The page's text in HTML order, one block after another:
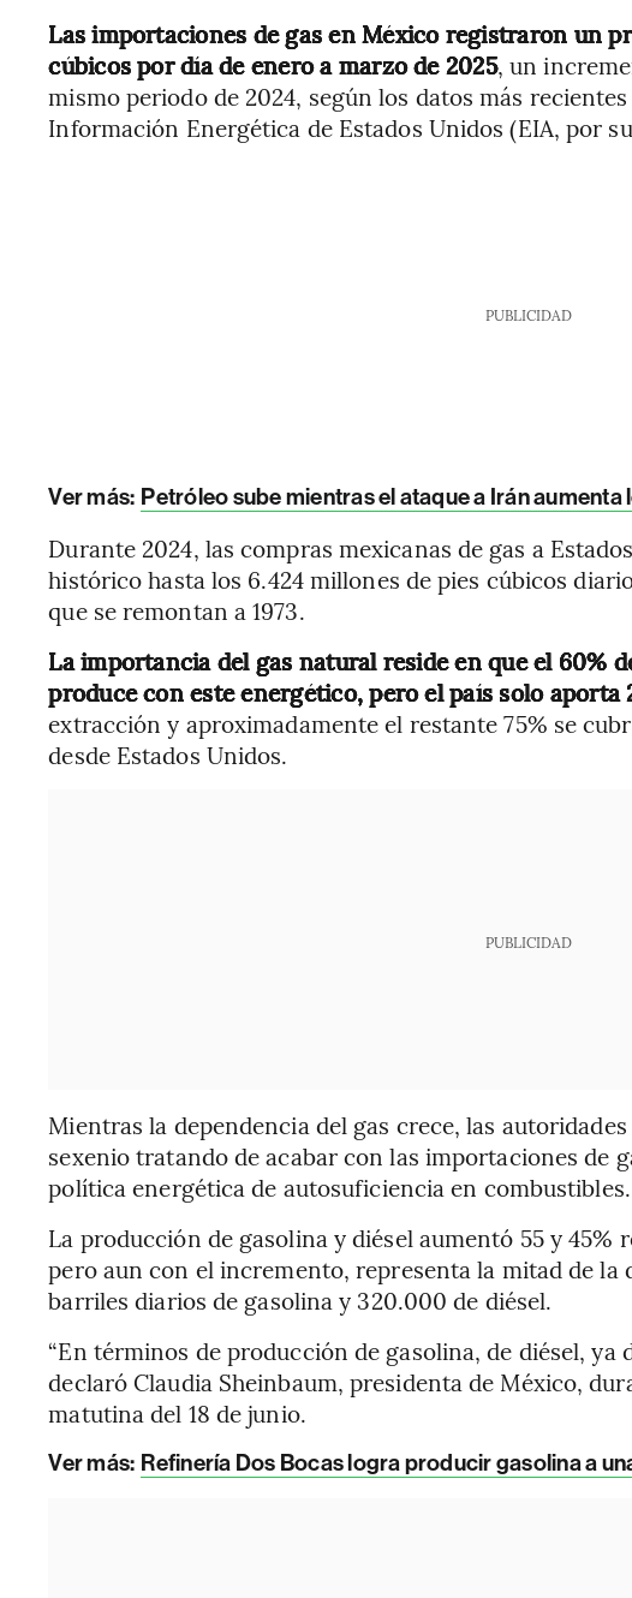
Las importaciones de gas en México registraron un
cúbicos por día de enero a marzo de 2025, un
mismo periodo de 2024, según los datos más
Información Energética de Estados Unidos (EIA, por
PUBLICIDAD
Ver más: Petróleo sube mientras el ataque a Irán
Durante 2024, las compras mexicanas de gas a
histórico hasta los 6.424 millones de pies cúbicos
que se remontan a 1973.
La importancia del gas natural reside en que el 60%
produce con este energético, pero el país solo aporta
extracción y aproximadamente el restante 75% se
desde Estados Unidos.
PUBLICIDAD
Mientras la dependencia del gas crece, las
sexenio tratando de acabar con las importaciones de
política energética de autosuficiencia en combustibles.
La producción de gasolina y diésel aumentó 55 y 45%
pero aun con el incremento, representa la mitad de la
barriles diarios de gasolina y 320.000 de diésel.
“En términos de producción de gasolina, de diésel, ya
declaró Claudia Sheinbaum, presidenta de México,
matutina del 18 de junio.
Ver más: Refinería Dos Bocas logra producir gasolina a